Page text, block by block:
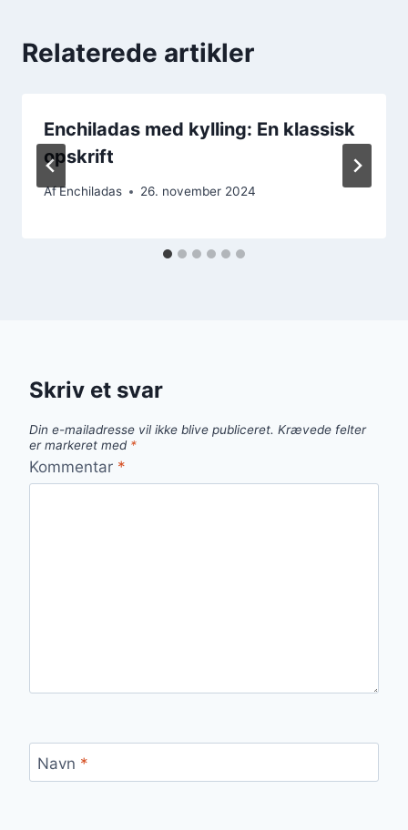
Relaterede artikler
Enchiladas med kylling: En klassisk
opskrift
AfEnchiladas 26. november 2024
Skriv et svar
Din e-mailadresse vil ikke blive publiceret. Krævede felter
er markeret med *
Kommentar *
Navn *